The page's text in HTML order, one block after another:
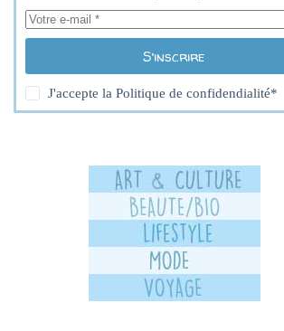
S’inscrire
J'accepte laPolitique de confidendialité*